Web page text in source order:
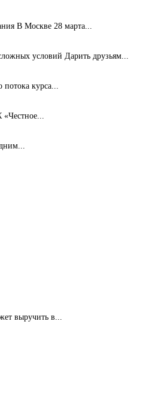
В Москве 28 марта...
условий Дарить друзьям...
курса...
выручить в...